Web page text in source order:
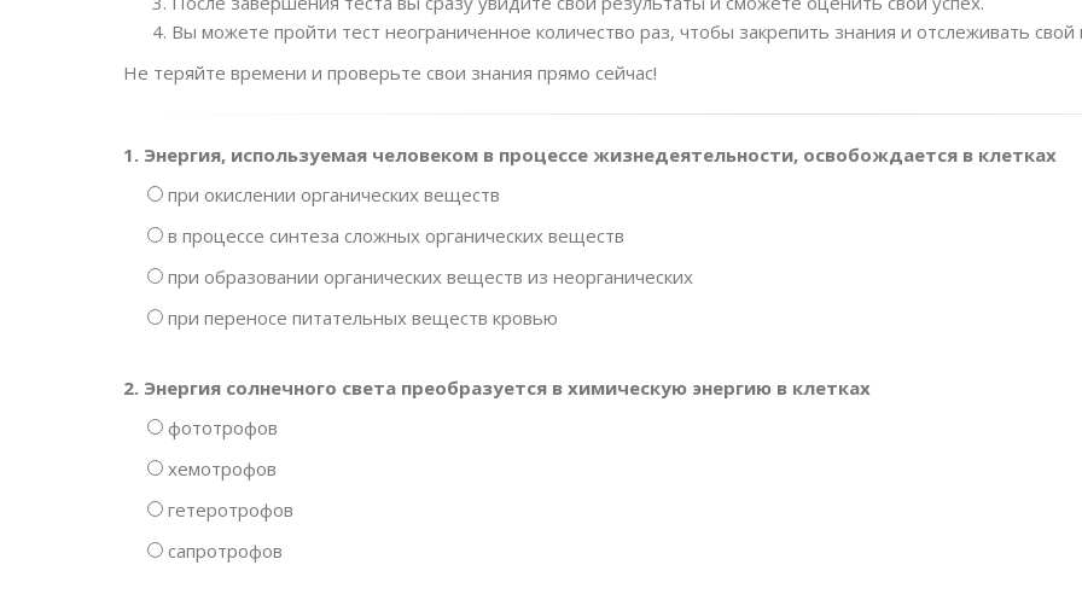
Вы можете пройти тест неограниченное количество раз, чтобы закрепить знания и отслеживать свой
Не теряйте времени и проверьте свои знания прямо сейчас!
1. Энергия, используемая человеком в процессе жизнедеятельности, освобождается в клетках
при окислении органических веществ
в процессе синтеза сложных органических веществ
при образовании органических веществ из неорганических
при переносе питательных веществ кровью
2. Энергия солнечного света преобразуется в химическую энергию в клетках
фототрофов
хемотрофов
гетеротрофов
сапротрофов